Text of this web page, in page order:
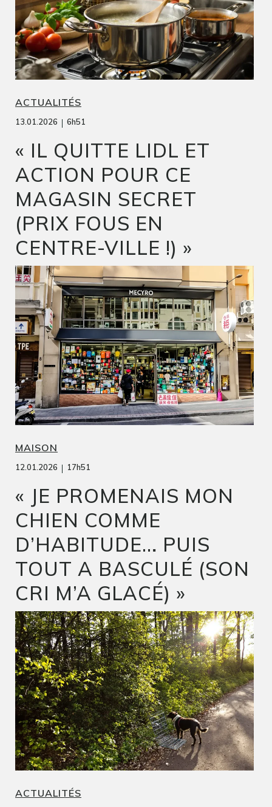
ACTUALITÉS
13.01.2026 | 6h51
« IL QUITTE LIDL ET
ACTION POUR CE
MAGASIN SECRET
(PRIX FOUS EN
CENTRE-VILLE !) »
MAISON
12.01.2026 | 17h51
« JE PROMENAIS MON
CHIEN COMME
D’HABITUDE… PUIS
TOUT A BASCULÉ (SON
CRI M’A GLACÉ) »
ACTUALITÉS